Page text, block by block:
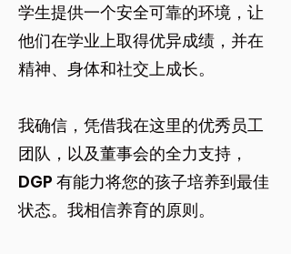
学生提供一个安全可靠的环境，让
他们在学业上取得优异成绩，并在
精神、身体和社交上成长。
我确信，凭借我在这里的优秀员工
团队，以及董事会的全力支持，
DGP 有能力将您的孩子培养到最佳
状态。我相信养育的原则。